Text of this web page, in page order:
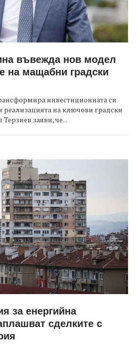
въвежда нов модел
на мащабни градски
инвестиционната си
реализацията на ключови градски
заяви, че...
за енергийна
сделките с